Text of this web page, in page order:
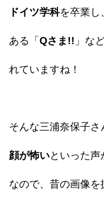
ドイツ学科を卒業し
ある「 Qさま!! 」な
れていますね！
そんな三浦奈保子
顔が怖いといった声
なので、昔の画像